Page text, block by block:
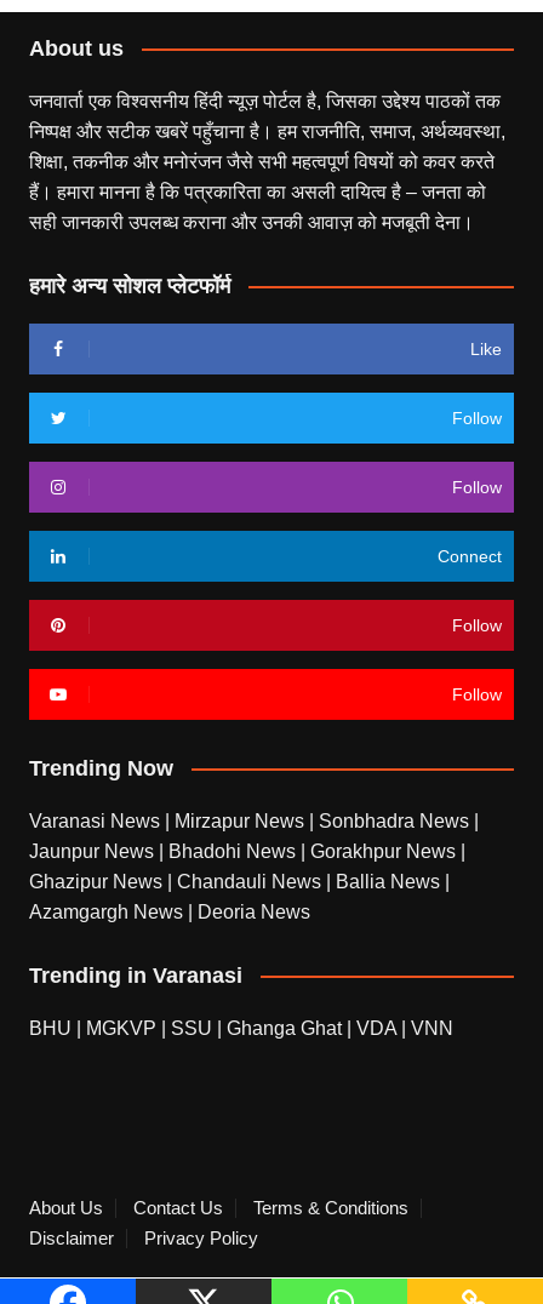
About us
जनवार्ता एक विश्वसनीय हिंदी न्यूज़ पोर्टल है, जिसका उद्देश्य पाठकों तक
निष्पक्ष और सटीक खबरें पहुँचाना है। हम राजनीति, समाज, अर्थव्यवस्था,
शिक्षा, तकनीक और मनोरंजन जैसे सभी महत्वपूर्ण विषयों को कवर करते
हैं। हमारा मानना है कि पत्रकारिता का असली दायित्व है – जनता को
सही जानकारी उपलब्ध कराना और उनकी आवाज़ को मजबूती देना।
हमारे अन्य सोशल प्लेटफॉर्म
Like
Follow
Follow
Connect
Follow
Follow
Trending Now
Varanasi News Mirzapur News Sonbhadra News
Jaunpur News
Bhadohi News Gorakhpur News
Ghazipur News
Chandauli News Ballia News
Azamgargh News
Deoria News
Trending in Varanasi
BHU MGKVP SSU Ghanga Ghat| VDA VNN
About Us Contact Us
Terms & Conditions
Disclaimer
Privacy Policy